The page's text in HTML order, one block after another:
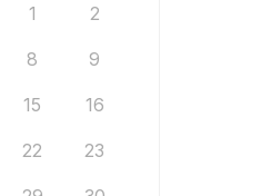
1 2
8 9
15 16
22 23